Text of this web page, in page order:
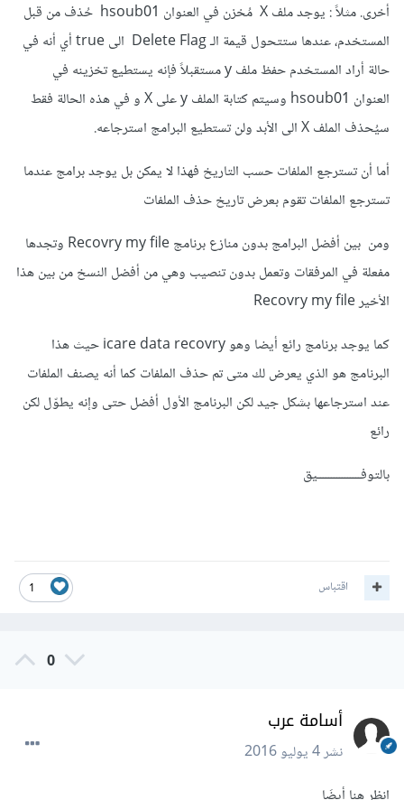
أخرى. مثلاً : يوجد ملف X مُخزن في العنوان hsoub01 حُذف من قبل
المستخدم، عندها ستتحول قيمة الـ Delete Flag الى true أي أنه في
حالة أراد المستخدم حفظ ملف y مستقبلاً فإنه يستطيع تخزينه في
العنوان hsoub01 وسيتم كتابة الملف y على X و في هذه الحالة فقط
سيُحذف الملف X الى الأبد ولن تستطيع البرامج استرجاعه.
أما أن تسترجع الملفات حسب التاريخ فهذا لا يمكن بل يوجد برامج عندما
تسترجع الملفات تقوم بعرض تاريخ حذف الملفات
ومن بين أفضل البرامج بدون منازع برنامج Recovry my file وتجدها
مفعلة في المرفقات وتعمل بدون تنصيب وهي من أفضل النسخ من بين هذا
الأخير Recovry my file
كما يوجد برنامج رائع أيضا وهو icare data recovry حيث هذا
البرنامج هو الذي يعرض لك متى تم حذف الملفات كما أنه يصنف الملفات
عند استرجاعها بشكل جيد لكن البرنامج الأول أفضل حتى وإنه يطوّل لكن
رائع
بالتوفــــــــــــــــيق
1 اقتباس
0
أسامة عرب
نشر4 يوليو 2016